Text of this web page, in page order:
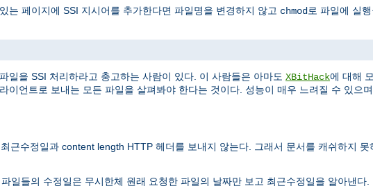
는 페이지에 SSI 지시어를 추가한다면 파일명을 변경하지 않고 chmod로 파일에 실
파일을 SSI 처리하라고 충고하는 사람이 있다. 이 사람들은 아마도 XBitHack에 대해
언트로 보내는 모든 파일을 살펴봐야 한다는 것이다. 성능이 매우 느려질 수 있으
근수정일과 content length HTTP 헤더를 보내지 않는다. 그래서 문서를 캐쉬하지 못
일들의 수정일은 무시한체 원래 요청한 파일의 날짜만 보고 최근수정일을 알아낸다.